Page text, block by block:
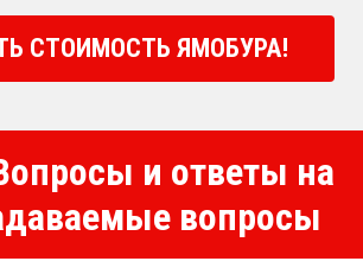
СТОИМОСТЬ ЯМОБУРА!
и ответы на
вопросы